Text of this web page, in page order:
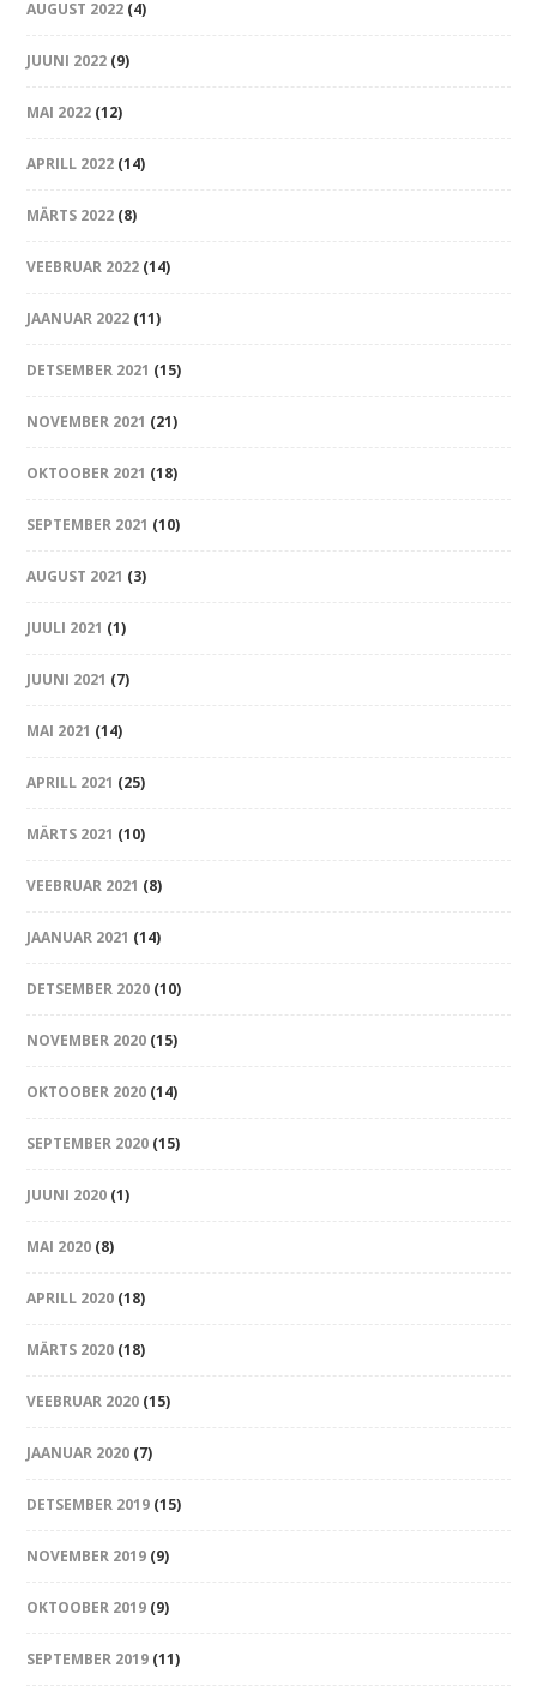
AUGUST 2022 (4)
JUUNI 2022 (9)
MAI 2022 (12)
APRILL 2022 (14)
MÄRTS 2022 (8)
VEEBRUAR 2022 (14)
JAANUAR 2022 (11)
DETSEMBER 2021 (15)
NOVEMBER 2021 (21)
OKTOOBER 2021 (18)
SEPTEMBER 2021 (10)
AUGUST 2021 (3)
JUULI 2021 (1)
JUUNI 2021 (7)
MAI 2021 (14)
APRILL 2021 (25)
MÄRTS 2021 (10)
VEEBRUAR 2021 (8)
JAANUAR 2021 (14)
DETSEMBER 2020 (10)
NOVEMBER 2020 (15)
OKTOOBER 2020 (14)
SEPTEMBER 2020 (15)
JUUNI 2020 (1)
MAI 2020 (8)
APRILL 2020 (18)
MÄRTS 2020 (18)
VEEBRUAR 2020 (15)
JAANUAR 2020 (7)
DETSEMBER 2019 (15)
NOVEMBER 2019 (9)
OKTOOBER 2019 (9)
SEPTEMBER 2019 (11)